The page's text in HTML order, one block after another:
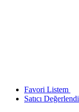
Favori Listem
Satıcı